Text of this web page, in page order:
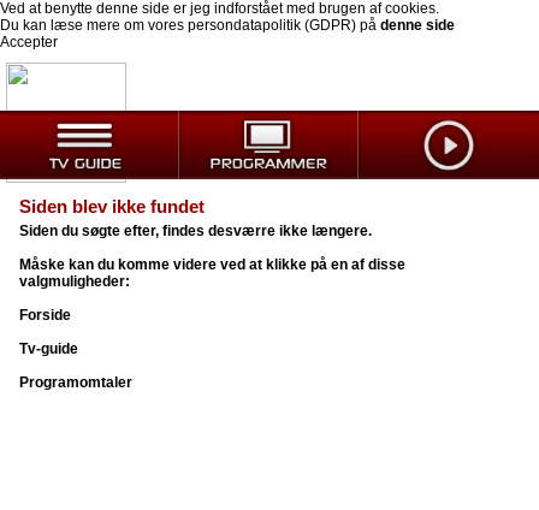
Ved at benytte denne side er jeg indforstået med brugen af cookies.
Du kan læse mere om vores persondatapolitik (GDPR) på denne side
Accepter
Siden blev ikke fundet
Siden du søgte efter, findes desværre ikke længere.
Måske kan du komme videre ved at klikke på en af disse
valgmuligheder:
Forside
Tv-guide
Programomtaler